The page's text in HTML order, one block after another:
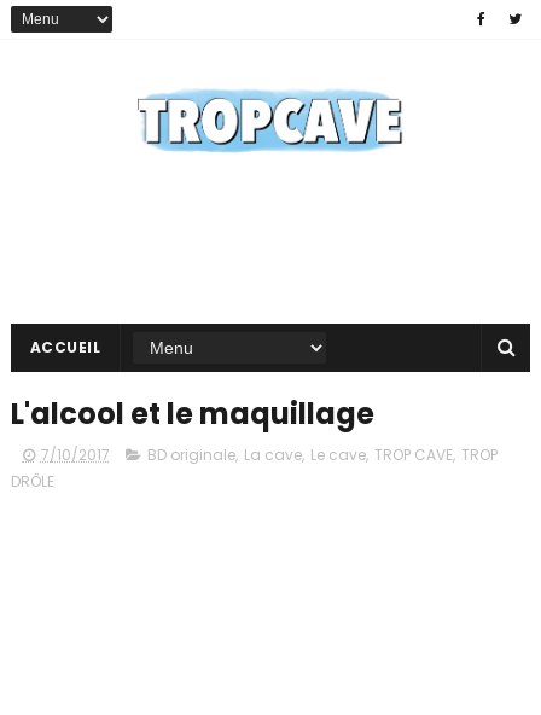
ACCUEIL
L'alcool et le maquillage
7/10/2017 BD originale, La cave, Le cave, TROP CAVE, TROP
DRÔLE